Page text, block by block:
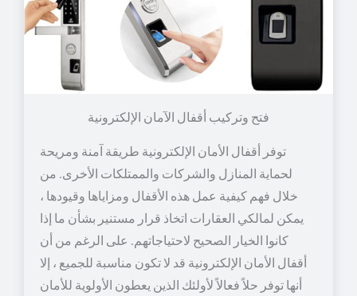
توفر أقفال الأمان الإلكترونية طريقة آمنة ومريحة
لحماية المنازل والشركات والممتلكات الأخرى. من
خلال فهم كيفية عمل هذه الأقفال ومزاياها وقيودها ،
يمكن لمالكي العقارات اتخاذ قرار مستنير بشأن ما إذا
كانوا الخيار الصحيح لاحتياجاتهم. على الرغم من أن
أقفال الأمان الإلكترونية قد لا تكون مناسبة للجميع ، إلا
أنها توفر حلاً فعالاً لأولئك الذين يعطون الأولوية للأمان